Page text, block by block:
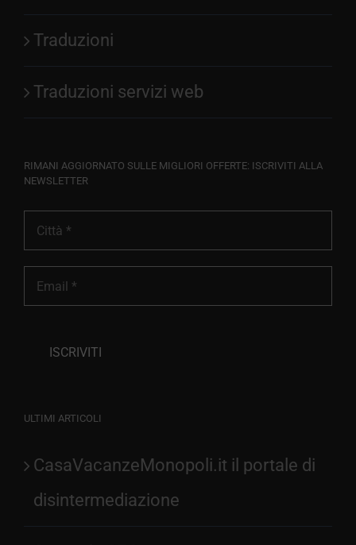
Traduzioni
Traduzioni servizi web
RIMANI AGGIORNATO SULLE MIGLIORI OFFERTE: ISCRIVITI ALLA
NEWSLETTER
ULTIMI ARTICOLI
CasaVacanzeMonopoli.it il portale di
disintermediazione